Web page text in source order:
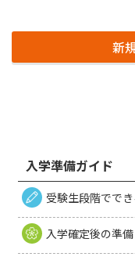
新
入学準備ガイド
受験生段階でで
入学確定後の準備